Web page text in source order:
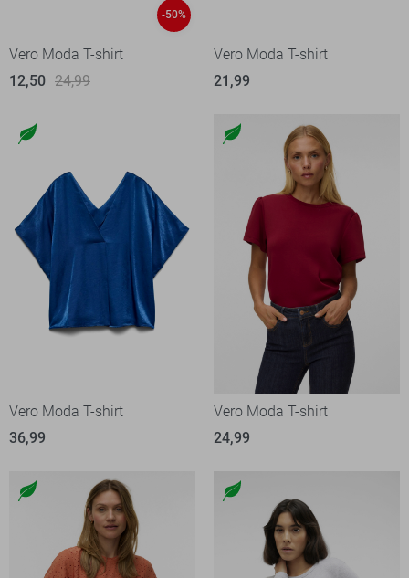
-50%
Vero Moda T-shirt
12,50 24,99
Vero Moda T-shirt
21,99
Vero Moda T-shirt
36,99
Vero Moda T-shirt
24,99